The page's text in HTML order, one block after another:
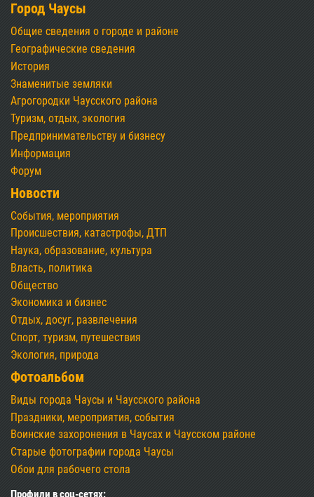
Город Чаусы
Общие сведения о городе и районе
Географические сведения
История
Знаменитые земляки
Агрогородки Чаусского района
Туризм, отдых, экология
Предпринимательству и бизнесу
Информация
Форум
Новости
События, мероприятия
Происшествия, катастрофы, ДТП
Наука, образование, культура
Власть, политика
Общество
Экономика и бизнес
Отдых, досуг, развлечения
Спорт, туризм, путешествия
Экология, природа
Фотоальбом
Виды города Чаусы и Чаусского района
Праздники, мероприятия, события
Воинские захоронения в Чаусах и Чаусском районе
Старые фотографии города Чаусы
Обои для рабочего стола
Профили в соц-сетях: